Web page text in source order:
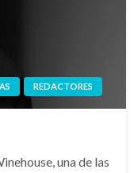
REDACTORES
una de las